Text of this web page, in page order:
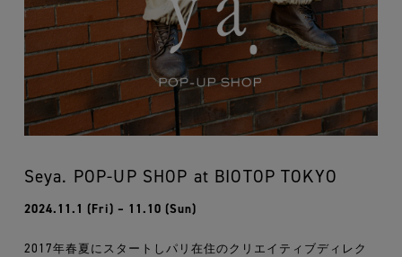
Seya. POP-UP SHOP at BIOTOP TOKYO
2024.11.1 (Fri) – 11.10 (Sun)
2017年春夏にスタートしパリ在住のクリエイティブディレク